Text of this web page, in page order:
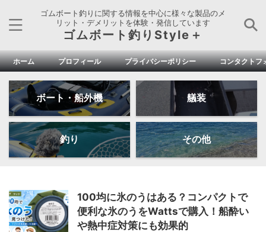
ゴムボート釣りに関する情報を中心に様々な製品のメ
リット・デメリットを体験・発信しています
ゴムボート釣りStyle＋
ホーム プロフィール プライバシーポリシー コンタクトフ
ボート・船外機 艤装
釣り その他
100均に氷のうはある？コンパクトで
便利な氷のうをWattsで購入！船酔い
や熱中症対策にも効果的